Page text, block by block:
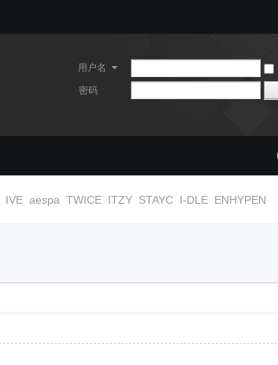
用户名
密码
IVE aespa TWICE ITZY STAYC I-DLE ENHYPEN